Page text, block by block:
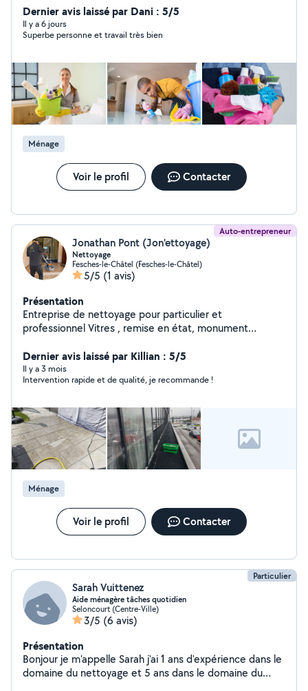
des sols, poussière, cuisine, salle de bain Repassage
possible Personne discrète et de confiance Disponible
en semaine. Travail soigné et adapté à vos besoins.
Dernier avis laissé par Dani : 5/5
Il y a 6 jours
Superbe personne et travail très bien
Ménage
Voir le profil Contacter
Auto-entrepreneur
Jonathan Pont (Jon'ettoyage)
Nettoyage
Fesches-le-Châtel (Fesches-le-Châtel)
5/5 (1 avis)
Présentation
Entreprise de nettoyage pour particulier et
professionnel Vitres , remise en état, monument
Dernier avis laissé par Killian : 5/5
Il y a 3 mois
Intervention rapide et de qualité, je recommande !
Ménage
Voir le profil Contacter
Particulier
Sarah Vuittenez
Aide ménagère tâches quotidien
Seloncourt (Centre-Ville)
3/5 (6 avis)
Présentation
Bonjour je m'appelle Sarah j'ai 1 ans d'expérience dans le
domaine du nettoyage et 5 ans dans le domaine du